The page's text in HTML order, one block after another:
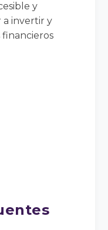
y
a invertir y